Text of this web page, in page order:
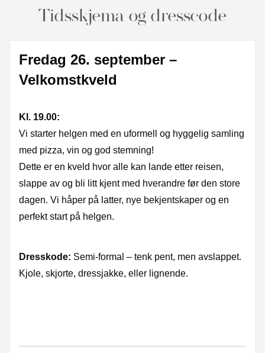
Tidsskjema og dresscode
Fredag 26. september –
Velkomstkveld
Kl. 19.00:
Vi starter helgen med en uformell og hyggelig samling
med pizza, vin og god stemning!
Dette er en kveld hvor alle kan lande etter reisen,
slappe av og bli litt kjent med hverandre før den store
dagen. Vi håper på latter, nye bekjentskaper og en
perfekt start på helgen.
Dresskode: Semi-formal – tenk pent, men avslappet.
Kjole, skjorte, dressjakke, eller lignende.